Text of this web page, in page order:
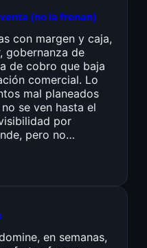
(no la frenan)
con margen y caja,
gobernanza de
de cobro que baja
comercial. Lo
mal planeados
se ven hasta el
por
pero no…
en semanas,